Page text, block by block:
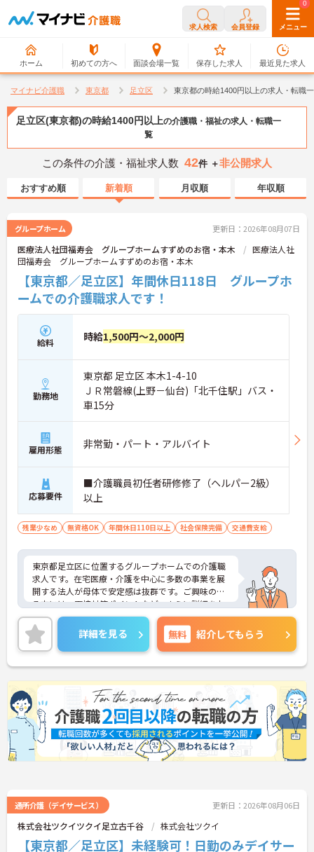
求人検索 会員登録 メニュー
ホーム 初めての方へ 面談会場一覧
0
保存した求人
0
最近見た求人
マイナビ介護職 東京都 足立区 東京都の時給1400円以上の求人・転職
足立区(東京都)の時給1400円以上の介護職・福祉の求人・転職一
覧
この条件の介護・福祉求人数 42件 ＋非公開求人
おすすめ順 新着順 月収順 年収順
グループホーム 更新日：2026年08月07日
医療法人社団福寿会 グループホームすずめのお宿・本木
医療法人社
団福寿会 グループホームすずめのお宿・本木
【東京都／足立区】年間休日118日 グループホ
ームでの介護職求人です！
給料 時給1,500円～2,000円
勤務地
東京都 足立区 本木1-4-10
ＪＲ常磐線(上野－仙台)「北千住駅」バス・
車15分
雇用形態 非常勤・パート・アルバイト
応募要件
■介護職員初任者研修修了（ヘルパー2級）
以上
残業少なめ 無資格OK 年間休日110日以上 社会保険完備 交通費支給
東京都足立区に位置するグループホームでの介護職
求人です。在宅医療・介護を中心に多数の事業を展
開する法人が母体で安定感は抜群です。ご興味のあ
る方には、面接対策ポイントなど、さらに詳細をお
話しいたしますのでお気軽にご相談ください。
詳細を見る 無料 紹介してもらう
通所介護（デイサービス） 更新日：2026年08月06日
株式会社ツクイツクイ足立古千谷 株式会社ツクイ
【東京都／足立区】未経験可！日勤のみデイサー